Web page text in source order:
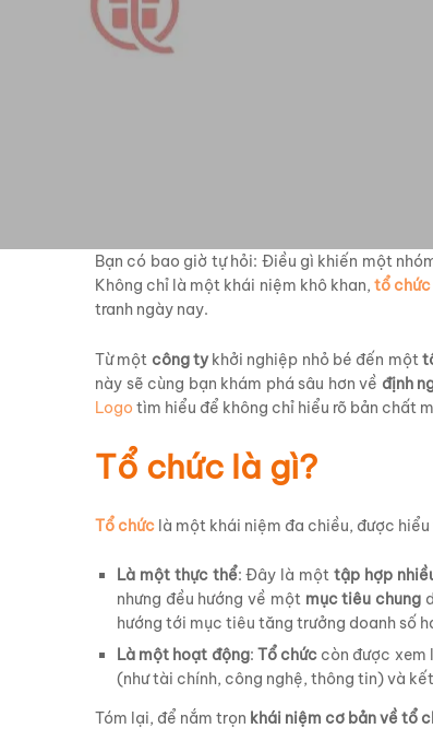
Bạn có bao giờ tự hỏi: Điều gì khiến một
Không chỉ là một khái niệm khô khan, tổ chức
tranh ngày nay.
Từ một công tykhởi nghiệp nhỏ bé đến một
này sẽ cùng bạn khám phá sâu hơn về định
Logo tìm hiểu để không chỉ hiểu rõ bản chất
Tổ chức là gì?
Tổ chức là một khái niệm đa chiều, được
Là một thực thể: Đây là mộttập hợp
nhưng đều hướng về một mục tiêu chung
hướng tới mục tiêu tăng trưởng doanh số
Là một hoạt động: Tổ chức còn được xem
(như tài chính, công nghệ, thông tin) và
Tóm lại, để nắm trọn khái niệm cơ bản về tổ